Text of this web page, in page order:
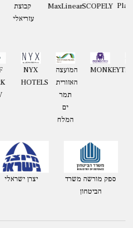
קבוצת
עזריאלי
MaxLinear
PARK
NYX
HOTELS
המועצה
האזורית
המלח
יצרן ישראלי
ספק מורשה משרד
הביטחון